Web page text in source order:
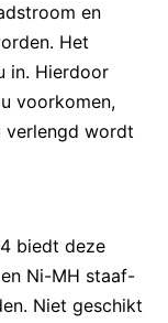
en
Het
in. Hierdoor
voorkomen,
verlengd wordt
biedt deze
Ni-MH staaf-
Niet geschikt